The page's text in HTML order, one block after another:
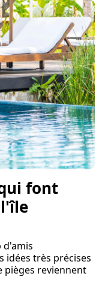
font
d'amis
idées très précises
reviennent